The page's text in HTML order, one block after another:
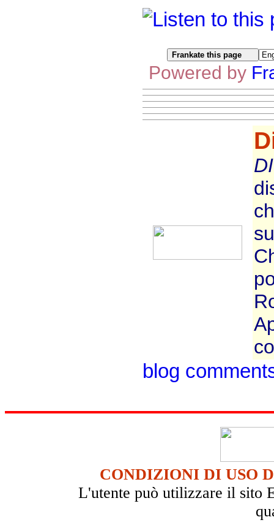
Powered by
blog
CONDIZIONI DI USO
L'utente può utilizzare il sito